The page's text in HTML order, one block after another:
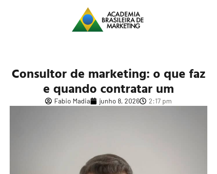
Consultor de marketing: o que faz
e quando contratar um
Fabio Madia junho 8, 2026 2:17 pm